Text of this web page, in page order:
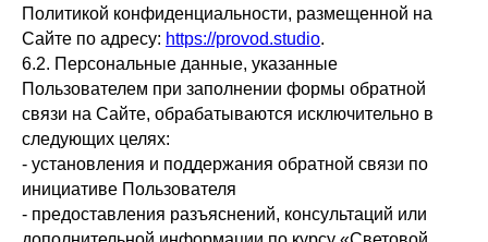
Политикой конфиденциальности, размещенной на
Сайте по адресу: https://provod.studio.
6.2. Персональные данные, указанные
Пользователем при заполнении формы обратной
связи на Сайте, обрабатываются исключительно в
следующих целях:
- установления и поддержания обратной связи по
инициативе Пользователя
- предоставления разъяснений, консультаций или